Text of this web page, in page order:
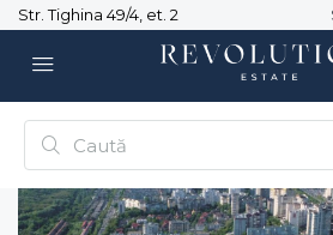
Str. Tighina 49/4, et. 2